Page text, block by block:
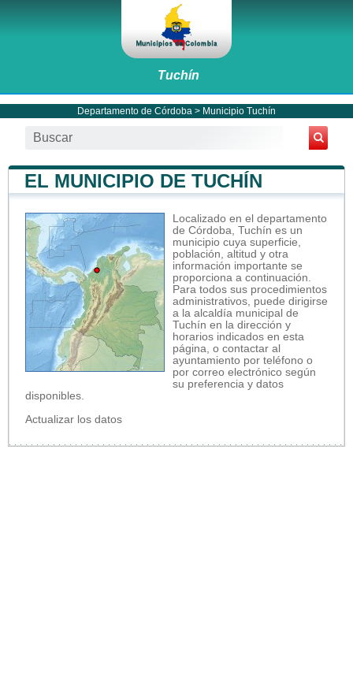
Tuchín
Departamento de Córdoba > Municipio Tuchín
EL MUNICIPIO DE TUCHÍN
Localizado en el departamento
de Córdoba, Tuchín es un
municipio cuya superficie,
población, altitud y otra
información importante se
proporciona a continuación.
Para todos sus procedimientos
administrativos, puede dirigirse
a la alcaldía municipal de
Tuchín en la dirección y
horarios indicados en esta
página, o contactar al
ayuntamiento por teléfono o
por correo electrónico según
su preferencia y datos
disponibles.
Actualizar los datos